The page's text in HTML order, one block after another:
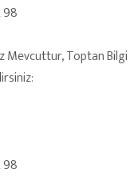
Mevcuttur, Toptan